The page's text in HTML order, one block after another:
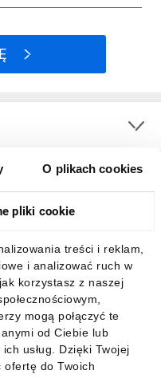
O plikach cookies
pliki cookie
treści i reklam,
i analizować ruch w
korzystasz z naszej
mogą połączyć te
od Ciebie lub
usług. Dzięki Twojej
ofertę do Twoich
mobilną: